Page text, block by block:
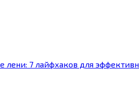
лени: 7 лайфхаков для